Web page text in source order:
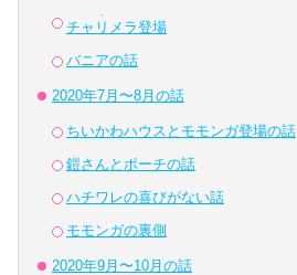
チャ リ
・
メラ登場
バニアの話
2020年7月〜8月の話
ちいかわハウスとモモンガ登場の話
鎧さんとポーチの話
ハチワレの喜びがない話
モモンガの裏側
2020年9月〜10月の話